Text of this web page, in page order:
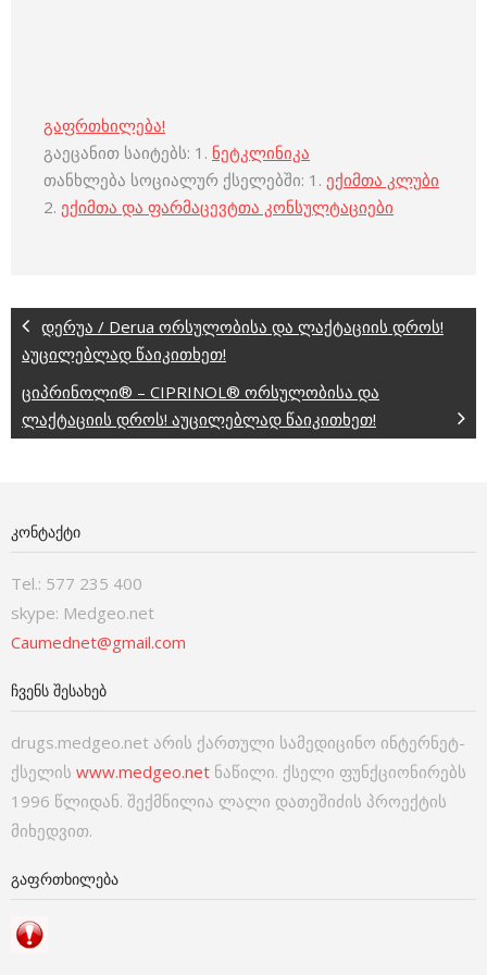
გაფრთხილება!
გაეცანით საიტებს: 1. ნეტკლინიკა
თანხლება სოციალურ ქსელებში: 1. ექიმთა კლუბი
2. ექიმთა და ფარმაცევტთა კონსულტაციები
დერუა / Derua ორსულობისა და ლაქტაციის დროს!
აუცილებლად წაიკითხეთ!
ციპრინოლი® – CIPRINOL® ორსულობისა და
ლაქტაციის დროს! აუცილებლად წაიკითხეთ!
ᲙᲝᲜᲢᲐᲥᲢᲘ
Tel.: 577 235 400
skype: Medgeo.net
Caumednet@gmail.com
ᲩᲕᲔᲜᲡ ᲨᲔᲡᲐᲮᲔᲑ
drugs.medgeo.net არის ქართული სამედიცინო ინტერნეტ-
ქსელის www.medgeo.net ნაწილი. ქსელი ფუნქციონირებს
1996 წლიდან. შექმნილია ლალი დათეშიძის პროექტის
მიხედვით.
ᲒᲐᲤᲠᲗᲮᲘᲚᲔᲑᲐ